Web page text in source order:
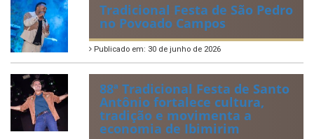
Tradicional Festa de São Pedro
no Povoado Campos
Publicado em: 30 de junho de 2026
88ª Tradicional Festa de Santo
Antônio fortalece cultura,
tradição e movimenta a
economia de Ibimirim